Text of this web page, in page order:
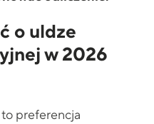
o uldze
w 2026
preferencja